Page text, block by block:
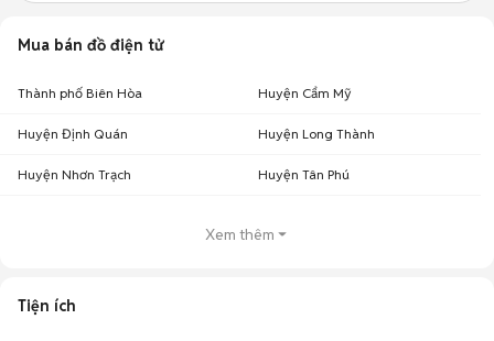
Mua bán đồ điện tử
Thành phố Biên Hòa Huyện Cẩm Mỹ
Huyện Định Quán Huyện Long Thành
Huyện Nhơn Trạch Huyện Tân Phú
Xem thêm
Tiện ích